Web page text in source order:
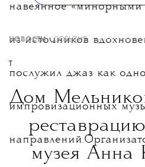
навеянное
из источников
послужил джаз как
импровизационных
направлений.
НОВОСТИ•СОБЫТИЯ
T
Дом
музея Анна